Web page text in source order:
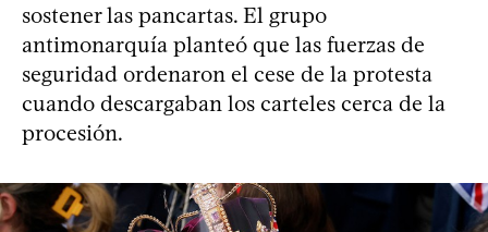
sostener las pancartas. El grupo
antimonarquía planteó que las fuerzas de
seguridad ordenaron el cese de la protesta
cuando descargaban los carteles cerca de la
procesión.